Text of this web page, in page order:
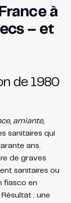
à
– et
de 1980
amiante,
sanitaires qui
ans.
de graves
sanitaires ou
fiasco en
Résultat : une